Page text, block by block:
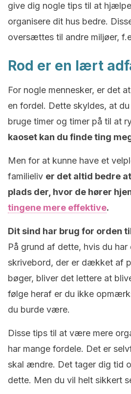
give dig nogle tips til at
organisere dit hus bedre.
oversættes til andre miljøer,
Rod er en lært
For nogle mennesker, er det
en fordel. Dette skyldes, at
bruge timer og timer på til at
kaoset kan du finde ting
Men for at kunne have et
familieliv er det altid bedre
plads der, hvor de hører
tingene mere effektive.
Dit sind har brug for orden
På grund af dette, hvis du
skrivebord, der er dækket af
bøger, bliver det lettere at
følge heraf er du ikke
du burde være.
Disse tips til at være mere
har mange fordele. Det er
skal ændre. Det tager dig tid
dette. Men du vil helt sikkert